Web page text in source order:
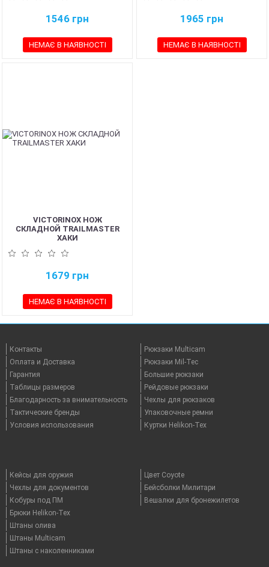
1546 грн
НЕМАЄ В НАЯВНОСТІ
1965 грн
НЕМАЄ В НАЯВНОСТІ
VICTORINOX НОЖ
СКЛАДНОЙ TRAILMASTER
ХАКИ
1679 грн
НЕМАЄ В НАЯВНОСТІ
Контакты
Оплата и Доставка
Гарантия
Таблицы размеров
Благодарность за внимательность
Тактические бренды
Условия использования
Рюкзаки Multicam
Рюкзаки Mil-Tec
Большие рюкзаки
Рейдовые рюкзаки
Чехлы для рюкзаков
Упаковочные ремни
Куртки Helikon-Tex
Кейсы для оружия
Чехлы для документов
Кобуры под ПМ
Брюки Helikon-Tex
Штаны олива
Штаны Multicam
Штаны с наколенниками
Цвет Coyote
Бейсболки Милитари
Вешалки для бронежилетов